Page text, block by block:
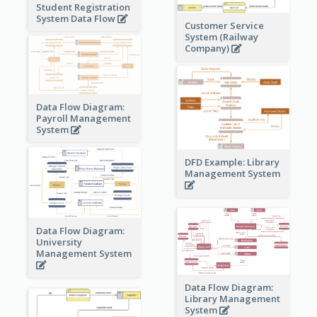
Student Registration
System Data Flow
Customer Service
System (Railway
Company)
Data Flow Diagram:
Payroll Management
System
DFD Example: Library
Management System
Data Flow Diagram:
University
Management System
Data Flow Diagram:
Library Management
System